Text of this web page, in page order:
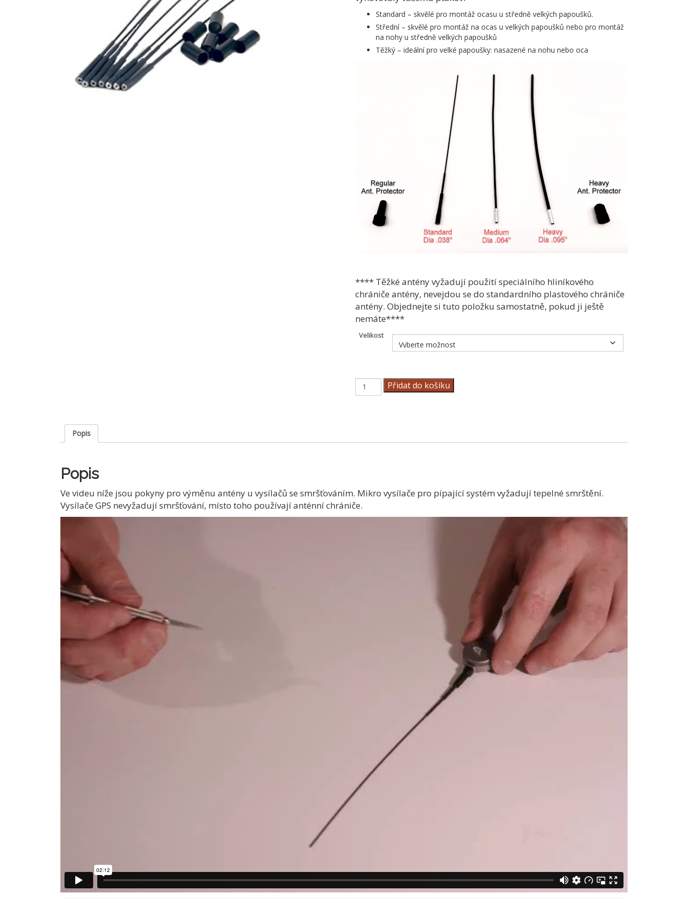
Standard – skvělé pro montáž ocasu u středně velkých papoušků.
Střední – skvělé pro montáž na ocas u velkých papoušků nebo pro montáž
na nohy u středně velkých papoušků
Těžký – ideální pro velké papoušky: nasazené na nohu nebo oca
**** Těžké antény vyžadují použití speciálního hliníkového
chrániče antény, nevejdou se do standardního plastového chrániče
antény. Objednejte si tuto položku samostatně, pokud ji ještě
nemáte****
Velikost
Výměna
antény
Přidat do košíku
Popis
Popis
Ve videu níže jsou pokyny pro výměnu antény u vysílačů se smršťováním. Mikro vysílače pro pípající systém vyžadují tepelné smrštění.
Vysílače GPS nevyžadují smršťování, místo toho používají anténní chrániče.